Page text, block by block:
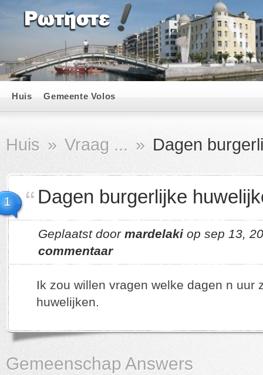
Huis Gemeente Volos
Huis » Vraag ... » Dagen
1 Dagen burgerlijke
Geplaatst door mardelaki op sep 13,
commentaar
Ik zou willen vragen welke dagen n uur
huwelijken.
Gemeenschap Answers